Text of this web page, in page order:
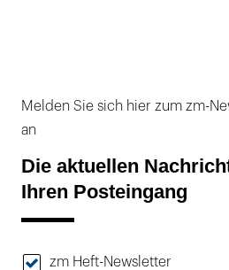
Melden Sie sich hier zum zm-
an
Die aktuellen
Ihren Posteingang
zm Heft-Newsletter